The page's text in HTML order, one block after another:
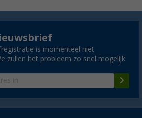
is momenteel niet
zullen het probleem zo snel mogelijk